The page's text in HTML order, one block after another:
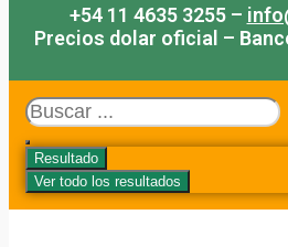
+54 11 4635 3255 –
Precios dolar oficial –
Search
...
Resultado
Ver todo los resultados